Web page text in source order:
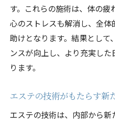
す。これらの施術は、体の疲
心のストレスも解消し、全
助けとなります。結果として
ンスが向上し、より充実し
ります。
エステの技術がもたらす新
エステの技術は、内部から